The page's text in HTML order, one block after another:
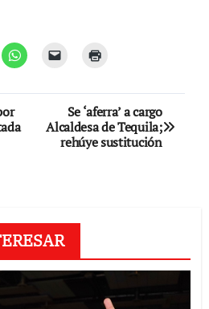
Se ‘aferra’ a cargo
Alcaldesa de Tequila;
rehúye sustitución